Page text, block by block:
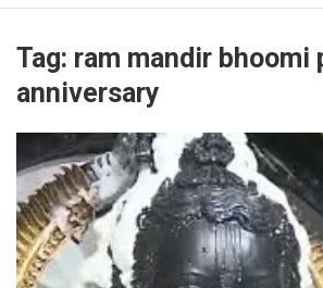
Tag: ram mandir bhoomi
anniversary